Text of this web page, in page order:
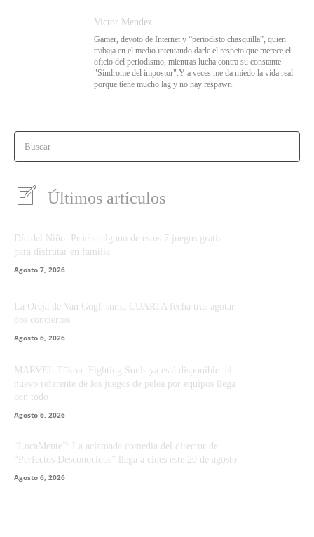
Victor Mendez
Gamer, devoto de Internet y “periodisto chasquilla”, quien
trabaja en el medio intentando darle el respeto que merece el
oficio del periodismo, mientras lucha contra su constante
"Síndrome del impostor".Y a veces me da miedo la vida real
porque tiene mucho lag y no hay respawn.
Buscar
Últimos artículos
Día del Niño: Prueba alguno de estos 7 juegos gratis
para disfrutar en familia
Agosto 7, 2026
La Oreja de Van Gogh suma CUARTA fecha tras agotar
dos conciertos
Agosto 6, 2026
MARVEL Tōkon: Fighting Souls ya está disponible: el
nuevo referente de los juegos de pelea por equipos llega
con todo
Agosto 6, 2026
“LocaMente”: La aclamada comedia del director de
“Perfectos Desconocidos” llega a cines este 20 de agosto
Agosto 6, 2026